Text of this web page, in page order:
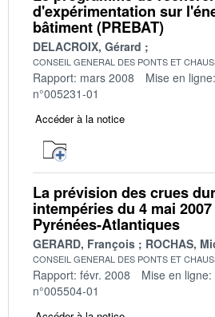
d'expérimentation sur
bâtiment (PREBAT)
DELACROIX, Gérard
CONSEIL GENERAL DES PONTS ET
Rapport: mars 2008 Mise en
n°005231-01
Accéder à la notice
La prévision des crues
intempéries du 4 mai
Pyrénées-Atlantiques
GERARD, François ROCHAS,
CONSEIL GENERAL DES PONTS ET
Rapport: févr. 2008 Mise en
n°005504-01